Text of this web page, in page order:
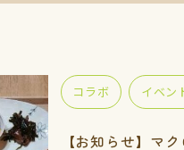
コラボ イベン